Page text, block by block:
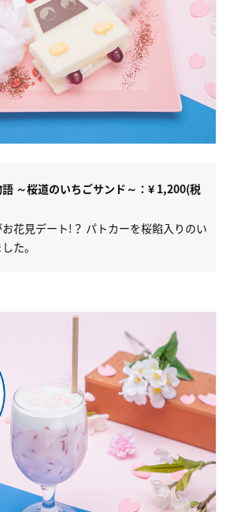
～桜道のいちごサンド～：¥ 1,200(税
花見デート!？ パトカーを桜餡入りのい
た。